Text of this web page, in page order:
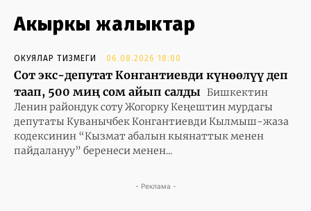
Акыркы жаңлыктар
ОКУЯЛАР ТИЗМЕГИ 06.08.2026 18:00
Сот экс-депутат Конгантиевди күнөөлүү деп
таап, 500 миң сом айып салды Бишкектин
Ленин райондук соту Жогорку Кеңештин мурдагы
депутаты Куванычбек Конгантиевди Кылмыш-жаза
кодексинин “Кызмат абалын кыянаттык менен
пайдалануу” беренеси менен...
- Реклама -